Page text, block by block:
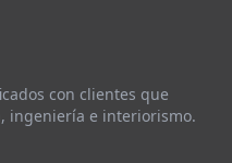
con clientes que
ingeniería e interiorismo.